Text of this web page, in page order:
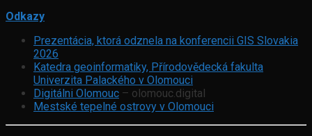
Odkazy
Prezentácia, ktorá odznela na konferencii GIS Slovakia
2026
Katedra geoinformatiky, Přírodovědecká fakulta
Univerzita Palackého v Olomouci
Digitálni Olomouc – olomouc.digital
Mestské tepelné ostrovy v Olomouci